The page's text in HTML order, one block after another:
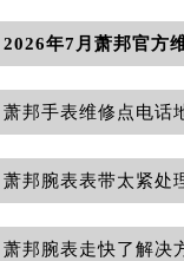
萧邦手表维修点电话
萧邦腕表表带太紧处
萧邦腕表走快了解决